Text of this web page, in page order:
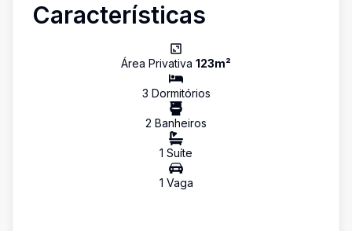
Características
Área Privativa 123m²
3 Dormitórios
2 Banheiros
1 Suíte
1 Vaga